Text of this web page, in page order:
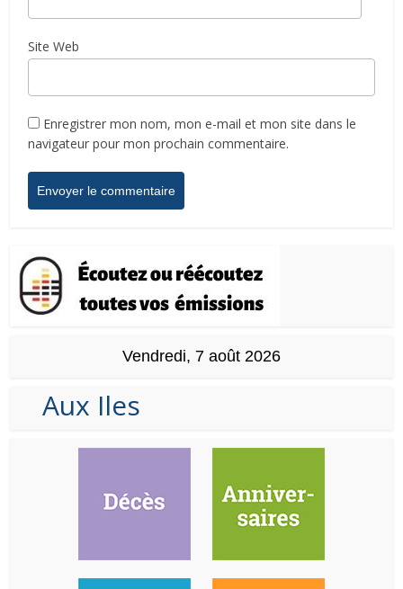
Site Web
Enregistrer mon nom, mon e-mail et mon site dans le
navigateur pour mon prochain commentaire.
Vendredi, 7 août 2026
Aux Iles